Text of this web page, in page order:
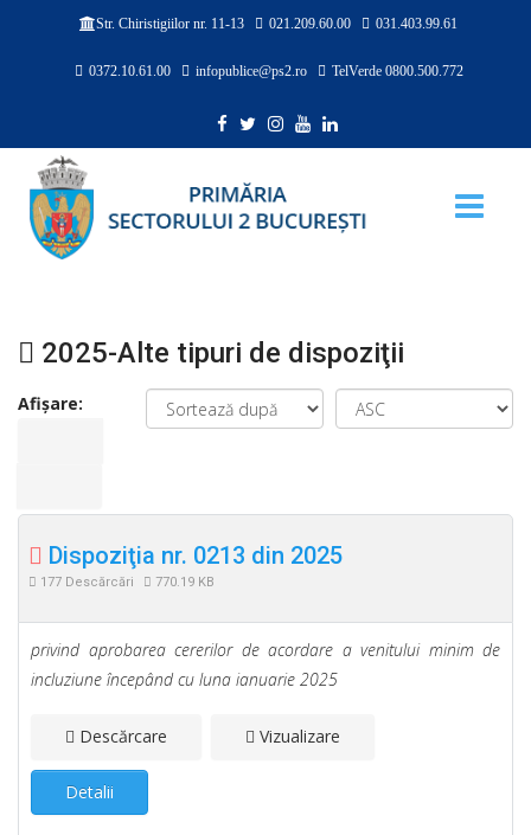
Str. Chiristigiilor nr. 11-13 021.209.60.00 031.403.99.61
0372.10.61.00 infopublice@ps2.ro TelVerde 0800.500.772
2025-Alte tipuri de dispoziţii
Afișare:
Dispoziţia nr. 0213 din 2025
177 Descărcări 770.19 KB
privind aprobarea cererilor de acordare a venitului minim de
incluziune începând cu luna ianuarie 2025
Descărcare Vizualizare
Detalii